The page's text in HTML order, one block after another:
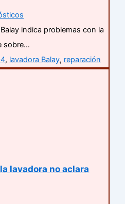
indica problemas con la
sobre…
, lavadora Balay, reparación
lavadora no aclara